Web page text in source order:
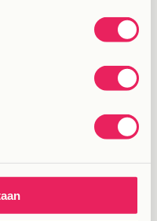
Massagehand